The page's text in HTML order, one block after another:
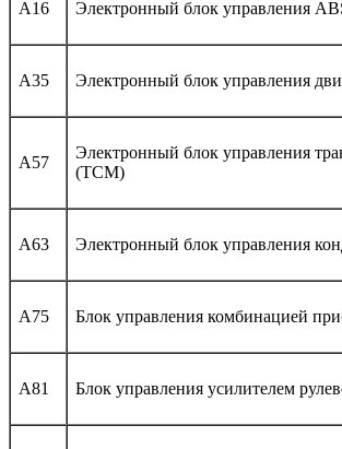
A16 Электронный блок управления
A35 Электронный блок управления
A57
Электронный блок управления
(TCM)
A63 Электронный блок управления
A75 Блок управления комбинацией
A81 Блок управления усилителем